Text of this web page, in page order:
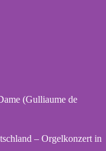
(Gulliaume de
– Orgelkonzert in